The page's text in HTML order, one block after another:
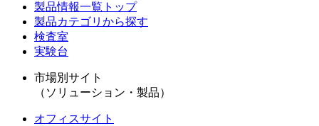
製品情報一覧トップ
製品カテゴリから探す
検査室
実験台
市場別サイト
（ソリューション・製品）
オフィスサイト